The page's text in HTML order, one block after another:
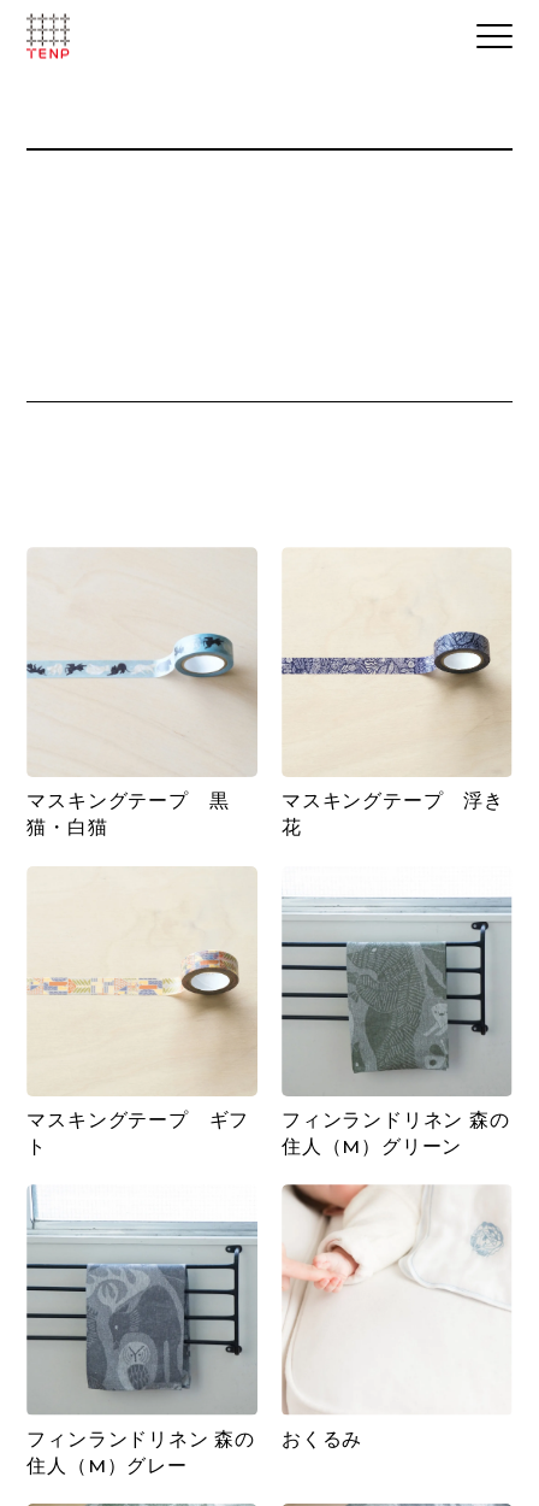
マスキングテープ 黒
猫・白猫
マスキングテープ 浮き
花
マスキングテープ ギフ
ト
フィンランドリネン 森の
住人（M）グリーン
フィンランドリネン 森の
住人（M）グレー
おくるみ